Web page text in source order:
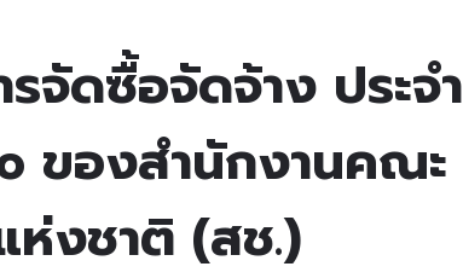
รจัดซื้อจัดจ้าง ประจำ
ของสำนักงานคณะ
ห่งชาติ (สช.)